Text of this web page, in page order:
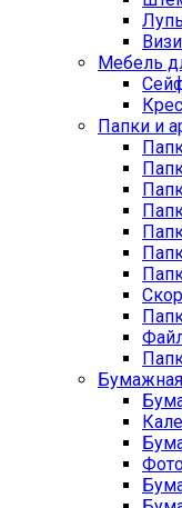
Мебель
Папки и